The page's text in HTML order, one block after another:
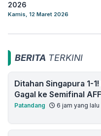
2026
Kamis, 12 Maret 2026
BERITA TERKINI
Ditahan Singapura 1-
Gagal ke Semifinal
Patandang 6 jam yang lalu